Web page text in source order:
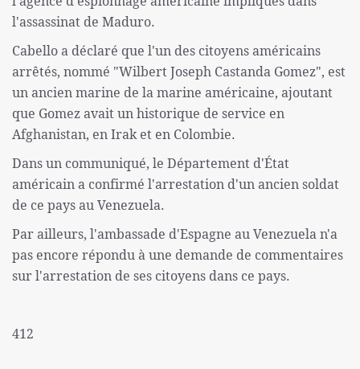
l'assassinat de Maduro.
Cabello a déclaré que l'un des citoyens américains
arrêtés, nommé "Wilbert Joseph Castanda Gomez", est
un ancien marine de la marine américaine, ajoutant
que Gomez avait un historique de service en
Afghanistan, en Irak et en Colombie.
Dans un communiqué, le Département d'État
américain a confirmé l'arrestation d'un ancien soldat
de ce pays au Venezuela.
Par ailleurs, l'ambassade d'Espagne au Venezuela n'a
pas encore répondu à une demande de commentaires
sur l'arrestation de ses citoyens dans ce pays.
412